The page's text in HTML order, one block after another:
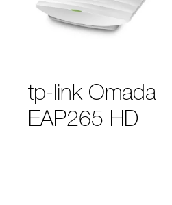
tp-link Omada
EAP265 HD